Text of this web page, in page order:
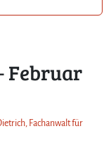
Februar
Fachanwalt für